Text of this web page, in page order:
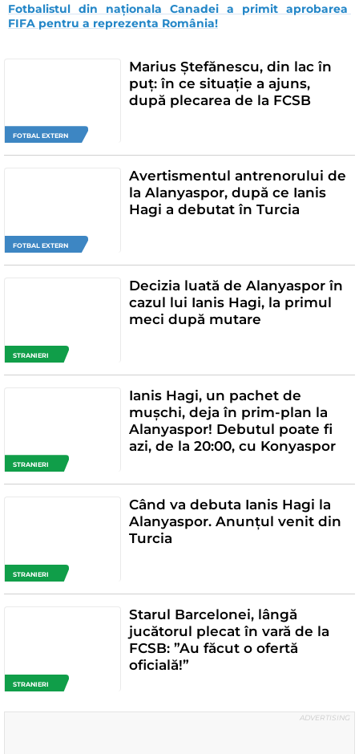
Fotbalistul din naționala Canadei a primit aprobarea
FIFA pentru a reprezenta România!
FOTBAL EXTERN
Marius Ștefănescu, din lac în
puț: în ce situație a ajuns,
după plecarea de la FCSB
FOTBAL EXTERN
Avertismentul antrenorului de
la Alanyaspor, după ce Ianis
Hagi a debutat în Turcia
STRANIERI
Decizia luată de Alanyaspor în
cazul lui Ianis Hagi, la primul
meci după mutare
STRANIERI
Ianis Hagi, un pachet de
mușchi, deja în prim-plan la
Alanyaspor! Debutul poate fi
azi, de la 20:00, cu Konyaspor
STRANIERI
Când va debuta Ianis Hagi la
Alanyaspor. Anunțul venit din
Turcia
STRANIERI
Starul Barcelonei, lângă
jucătorul plecat în vară de la
FCSB: ”Au făcut o ofertă
oficială!”